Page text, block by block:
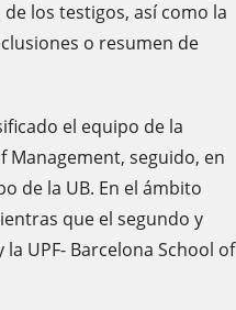
los testigos, así como la
o resumen de
el equipo de la
Management, seguido, en
de la UB. En el ámbito
que el segundo y
UPF- Barcelona School of